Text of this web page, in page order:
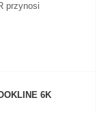
przynosi
6K